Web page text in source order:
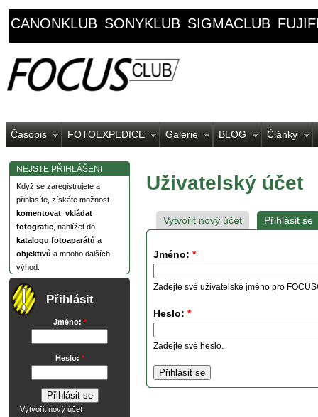
CANONKLUB SONYKLUB SIGMACLUB
Časopis FOTOEXPEDICE Galerie BLOG Články
NEJSTE PŘIHLÁŠENI
Když se zaregistrujete a
přihlásíte, získáte možnost
komentovat vkládat
fotografie , nahlížet do
katalogu fotoaparátů a
objektivů a mnoho dalších
výhod.
Přihlásit
Jméno: *
Heslo: *
Vytvořit nový účet
Uživatelský účet
Vytvořit nový účet Přihlásit se
Jméno: *
Zadejte své uživatelské jméno pro
Heslo: *
Zadejte své heslo.